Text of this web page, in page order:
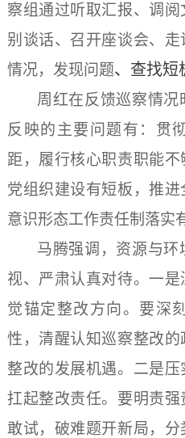
察组通过听取汇报、调
别谈话、召开座谈会、
情况，发现问题、查找短
周红在反馈巡察情
反映的主要问题有：贯
距，履行核心职责职能
党组织建设有短板，推进
意识形态工作责任制落实
马腾强调，资源与
视、严肃认真对待。一
觉锚定整改方向。要深
性，清醒认知巡察整改
整改的发展机遇。二是
扛起整改责任。要明责
敢试，破难题开新局，分